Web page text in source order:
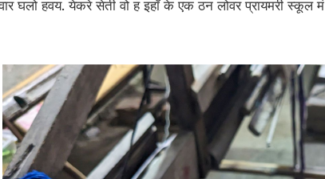
हवय. येकरे सेती वो ह इहाँ के एक ठन लोवर प्रायमरी स्कूल मं